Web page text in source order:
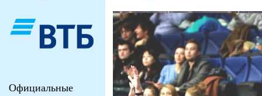
Официальные